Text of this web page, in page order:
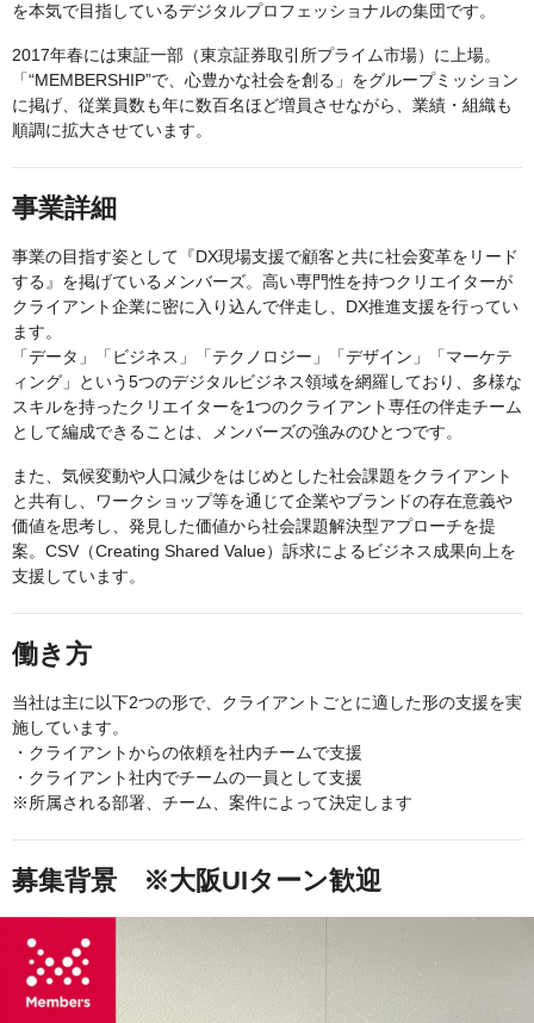
を本気で目指しているデジタルプロフェッショナルの集団です。
2017年春には東証一部（東京証券取引所プライム市場）に上場。
「“MEMBERSHIP”で、心豊かな社会を創る」をグループミッション
に掲げ、従業員数も年に数百名ほど増員させながら、業績・組織も
順調に拡大させています。
事業詳細
事業の目指す姿として『DX現場支援で顧客と共に社会変革をリード
する』を掲げているメンバーズ。高い専門性を持つクリエイターが
クライアント企業に密に入り込んで伴走し、DX推進支援を行ってい
ます。
「データ」「ビジネス」「テクノロジー」「デザイン」「マーケテ
ィング」という5つのデジタルビジネス領域を網羅しており、多様な
スキルを持ったクリエイターを1つのクライアント専任の伴走チーム
として編成できることは、メンバーズの強みのひとつです。
また、気候変動や人口減少をはじめとした社会課題をクライアント
と共有し、ワークショップ等を通じて企業やブランドの存在意義や
価値を思考し、発見した価値から社会課題解決型アプローチを提
案。CSV（Creating Shared Value）訴求によるビジネス成果向上を
支援しています。
働き方
当社は主に以下2つの形で、クライアントごとに適した形の支援を実
施しています。
・クライアントからの依頼を社内チームで支援
・クライアント社内でチームの一員として支援
※所属される部署、チーム、案件によって決定します
募集背景 ※大阪UIターン歓迎